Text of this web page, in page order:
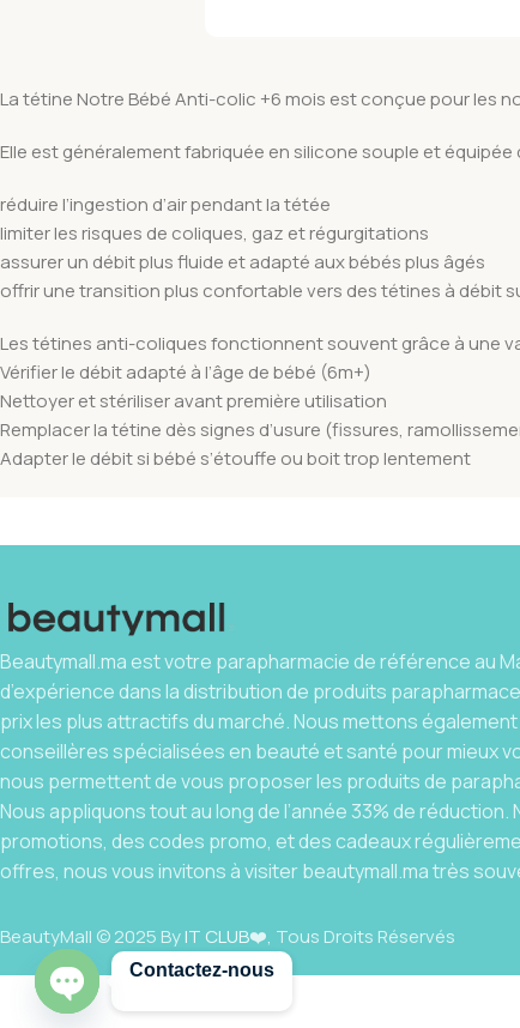
La tétine Notre Bébé Anti-colic +6 mois est conçue pour les
Elle est généralement fabriquée en silicone souple et
réduire l’ingestion d’air pendant la tétée
limiter les risques de coliques, gaz et régurgitations
assurer un débit plus fluide et adapté aux bébés plus âgés
offrir une transition plus confortable vers des tétines à débit
Les tétines anti-coliques fonctionnent souvent grâce à une
Vérifier le débit adapté à l’âge de bébé (6m+)
Nettoyer et stériliser avant première utilisation
Remplacer la tétine dès signes d’usure (fissures,
Adapter le débit si bébé s’étouffe ou boit trop lentement
Beautymall.ma est votre parapharmacie de référence au
d’expérience dans la distribution de produits
prix les plus attractifs du marché. Nous mettons
conseillères spécialisées en beauté et santé pour mieux
nous permettent de vous proposer les produits de
Nous appliquons tout au long de l’année 33% de
promotions, des codes promo, et des cadeaux
offres, nous vous invitons à visiter beautymall.ma très
BeautyMall © 2025 ByIT CLUB❤️, Tous Droits Réservés
Contactez-nous